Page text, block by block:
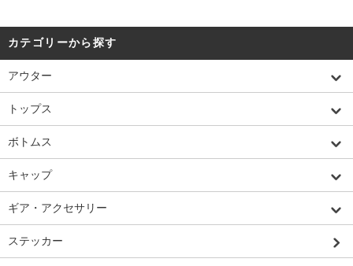
カテゴリーから探す
アウター
トップス
ボトムス
キャップ
ギア・アクセサリー
ステッカー